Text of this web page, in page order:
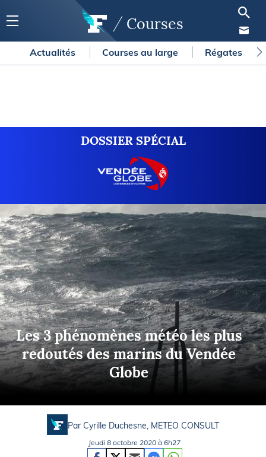
Courses
Actualités Courses au large Régates
DOSSIER SPÉCIAL
Les 3 phénomènes météo les plus
redoutés des marins du Vendée
Globe
Par Cyrille Duchesne, METEO CONSULT
Jeudi 8 octobre 2020 à 6h27